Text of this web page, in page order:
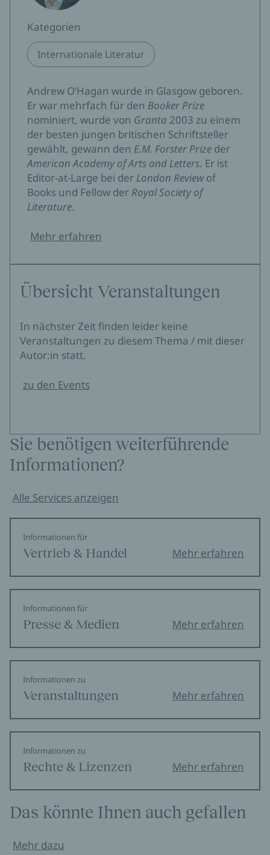
Kategorien
Internationale Literatur
Andrew O’Hagan wurde in Glasgow geboren.
Er war mehrfach für den Booker Prize
nominiert, wurde von Granta 2003 zu einem
der besten jungen britischen Schriftsteller
gewählt, gewann den E.M. Forster Prize der
American Academy of Arts and Letters. Er ist
Editor-at-Large bei der London Reviewof
Books und Fellow der Royal Society of
Literature.
Mehr erfahren
Übersicht Veranstaltungen
In nächster Zeit finden leider keine
Veranstaltungen zu diesem Thema / mit dieser
Autor:in statt.
zu den Events
Sie benötigen weiterführende
Informationen?
Alle Services anzeigen
Informationen für
Vertrieb & Handel Mehr erfahren
Informationen für
Presse & Medien Mehr erfahren
Informationen zu
Veranstaltungen Mehr erfahren
Informationen zu
Rechte & Lizenzen Mehr erfahren
Das könnte Ihnen auch gefallen
Mehr dazu